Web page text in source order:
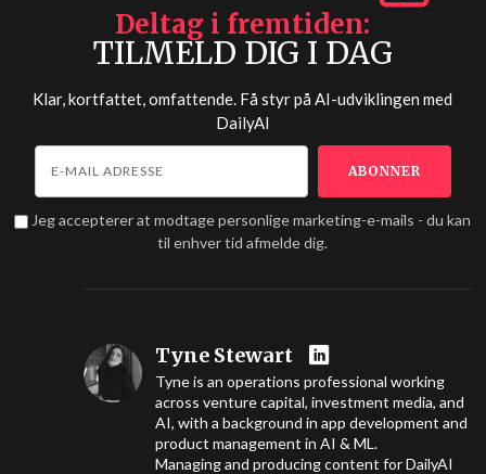
Deltag i fremtiden
TILMELD DIG I DAG
Klar, kortfattet, omfattende. Få styr på AI-udviklingen med
DailyAI
Jeg accepterer at modtage personlige marketing-e-mails - du kan
til enhver tid afmelde dig.
Tyne Stewart
Tyne is an operations professional working
across venture capital, investment media, and
AI, with a background in app development and
product management in AI & ML.
Managing and producing content for DailyAI